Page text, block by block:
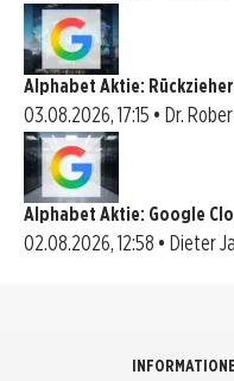
Alphabet Aktie:
03.08.2026, 17:15 • Dr.
Alphabet Aktie: Google
02.08.2026, 12:58 • Dieter